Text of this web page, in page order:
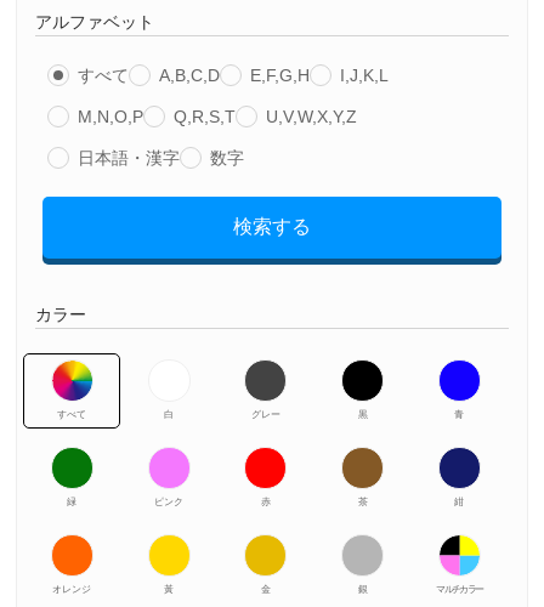
アルファベット
すべて A,B,C,D E,F,G,H I,J,K,L
M,N,O,P Q,R,S,T U,V,W,X,Y,Z
日本語・漢字 数字
検索する
カラー
すべて 白 グレー 黒 青
緑 ピンク 赤 茶 紺
オレンジ 黃 金 銀 マルチカラー